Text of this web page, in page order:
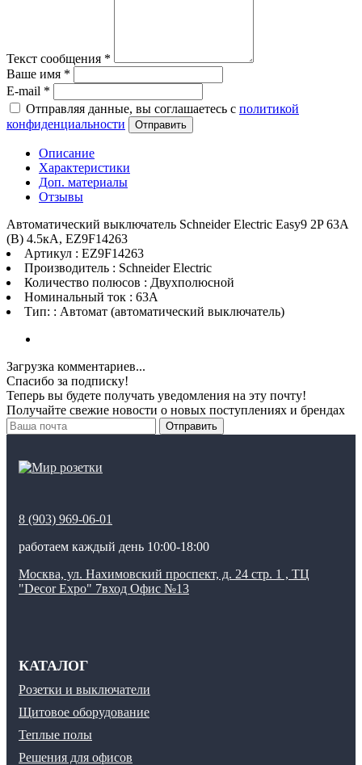
Текст сообщения *
Ваше имя *
E-mail *
Отправляя данные, вы соглашаетесь с политикой
конфиденциальности
Отправить
Описание
Характеристики
Доп. материалы
Отзывы
Автоматический выключатель Schneider Electric Easy9 2P 63А
(B) 4.5кА, EZ9F14263
Артикул : EZ9F14263
Производитель : Schneider Electric
Количество полюсов : Двухполюсной
Номинальный ток : 63A
Тип: : Автомат (автоматический выключатель)
Загрузка комментариев...
Спасибо за подписку!
Теперь вы будете получать уведомления на эту почту!
Получайте свежие новости о новых поступлениях и брендах
Отправить
8 (903) 969-06-01
работаем каждый день 10:00-18:00
Москва, ул. Нахимовский проспект, д. 24 стр. 1 , ТЦ
"Decor Expo" 7вход Офис №13
КАТАЛОГ
Розетки и выключатели
Щитовое оборудование
Теплые полы
Решения для офисов